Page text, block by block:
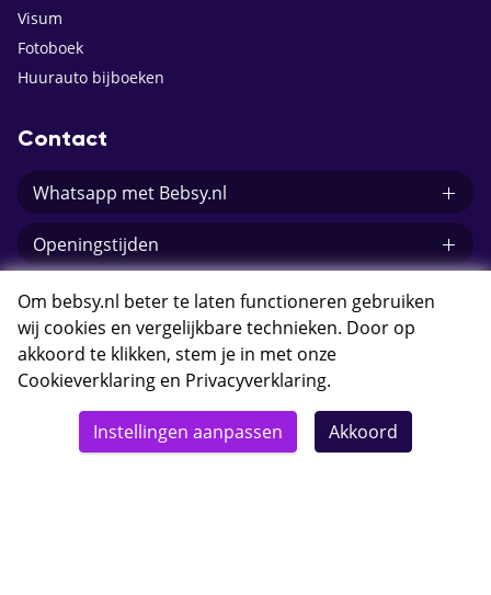
Visum
Fotoboek
Huurauto bijboeken
Contact
Whatsapp met Bebsy.nl
Openingstijden
E-mail Bebsy.nl
© 2026 Bebsy.nl
Om bebsy.nl beter te laten functioneren gebruiken
wij cookies en vergelijkbare technieken. Door op
akkoord te klikken, stem je in met onze
Cookieverklaring en Privacyverklaring.
Instellingen aanpassen Akkoord